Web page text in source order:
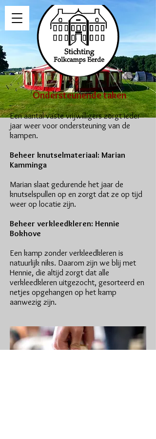
Ondersteunende taken
Een aantal vaste vrijwilligers zorgt ieder
jaar weer voor ondersteuning van de
kampen.
Beheer knutselmateriaal: Marian
Kamminga
Marian slaat gedurende het jaar de
knutselspullen op en zorgt dat ze op tijd
weer op locatie zijn.
Beheer verkleedkleren: Hennie
Bokhove
Een kamp zonder verkleedkleren is
natuurlijk niks. Daarom zijn we blij met
Hennie, die altijd zorgt dat alle
verkleedkleren uitgezocht, gesorteerd en
netjes opgehangen op het kamp
aanwezig zijn.